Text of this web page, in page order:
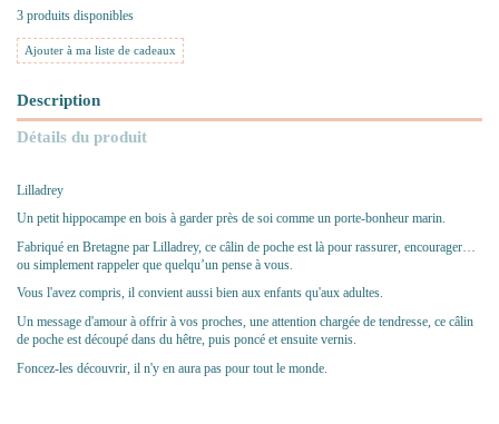
3 produits disponibles
Ajouter à ma liste de cadeaux
Description
Détails du produit
Lilladrey
Un petit hippocampe en bois à garder près de soi comme un porte-bonheur marin.
Fabriqué en Bretagne par Lilladrey, ce câlin de poche est là pour rassurer, encourager…
ou simplement rappeler que quelqu’un pense à vous.
Vous l'avez compris, il convient aussi bien aux enfants qu'aux adultes.
Un message d'amour à offrir à vos proches, une attention chargée de tendresse, ce câlin
de poche est découpé dans du hêtre, puis poncé et ensuite vernis.
Foncez-les découvrir, il n'y en aura pas pour tout le monde.